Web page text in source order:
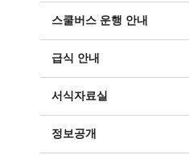
스쿨버스 운행 안내
급식 안내
서식자료실
정보공개